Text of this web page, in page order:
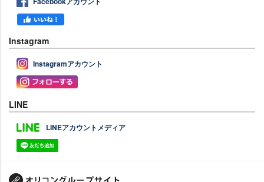
Instagram
Instagramアカウント
LINE
LINEアカウントメディア